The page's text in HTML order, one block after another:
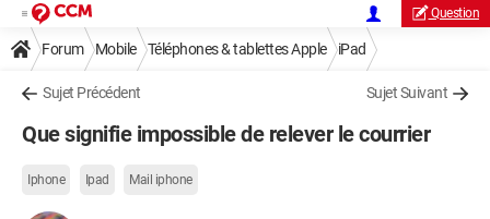
Question
Forum Mobile Téléphones & tablettes Apple iPad
Sujet Précédent Sujet Suivant
Que signifie impossible de relever le courrier
Iphone Ipad Mail iphone